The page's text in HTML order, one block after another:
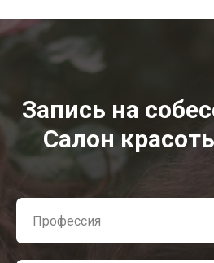
Запись на
Салон